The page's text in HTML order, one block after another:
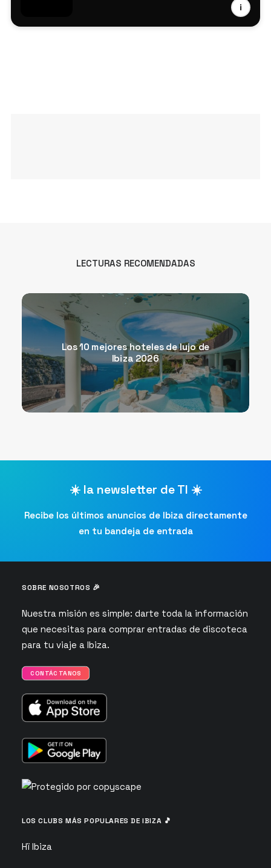
i
Valentín Huedo
LECTURAS RECOMENDADAS
Los 10 mejores hoteles de lujo de
Ibiza 2026
☀️ la newsletter de TI ☀️
Recibe los últimos anuncios de Ibiza directamente
en tu bandeja de entrada
SOBRE NOSOTROS 🎉
Nuestra misión es simple: darte toda la información
que necesitas para comprar entradas de discoteca
para tu viaje a Ibiza.
CONTÁCTANOS
LOS CLUBS MÁS POPULARES DE IBIZA 🎵
Hï Ibiza